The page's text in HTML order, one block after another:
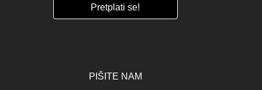
PIŠITE NAM